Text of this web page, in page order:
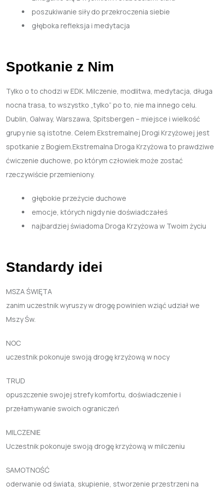
poszukiwanie siły do przekroczenia siebie
głęboka refleksja i medytacja
Spotkanie z Nim
Tylko o to chodzi w EDK. Milczenie, modlitwa, medytacja, długa
nocna trasa, to wszystko „tylko” po to, nie ma innego celu.
Dublin, Galway, Warszawa, Spitsbergen – miejsce i wielkość
grupy nie są istotne. Celem Ekstremalnej Drogi Krzyżowej jest
spotkanie z Bogiem.Ekstremalna Droga Krzyżowa to prawdziwe
ćwiczenie duchowe, po którym człowiek może zostać
rzeczywiście przemieniony.
głębokie przeżycie duchowe
emocje, których nigdy nie doświadczałeś
najbardziej świadoma Droga Krzyżowa w Twoim życiu
Standardy idei
MSZA ŚWIĘTA
zanim uczestnik wyruszy w drogę powinien wziąć udział we
Mszy Św.
NOC
uczestnik pokonuje swoją drogę krzyżową w nocy
TRUD
opuszczenie swojej strefy komfortu, doświadczenie i
przełamywanie swoich ograniczeń
MILCZENIE
Uczestnik pokonuje swoją drogę krzyżową w milczeniu
SAMOTNOŚĆ
oderwanie od świata, skupienie, stworzenie przestrzeni na